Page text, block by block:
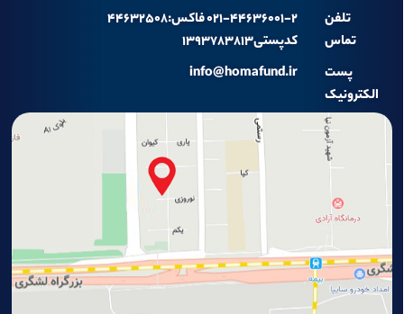
تلفن
تماس
۰۲۱-۴۴۶۳۶۰۰۱-۲ فاکس:۴۴۶۳۲۵۰۸
کدپستی۱۳۹۳۷۸۳۸۱۳
پست
الکترونیک
info@homafund.ir